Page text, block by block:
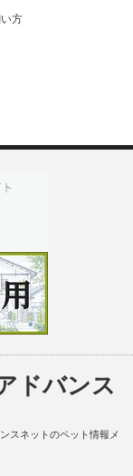
方
ドバンス
スネットのペット情報メ